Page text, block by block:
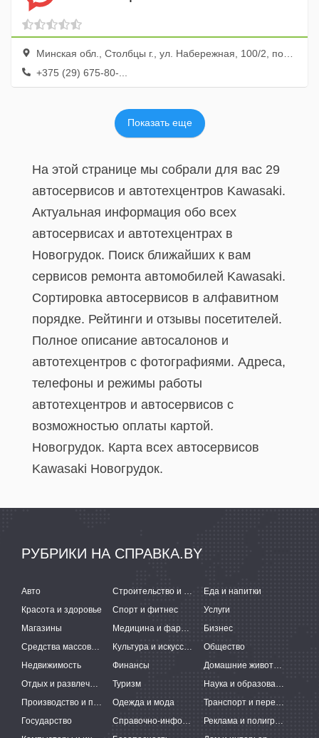
Минская обл., Столбцы г., ул. Набережная, 100/2, пом. 1К
+375 (29) 675-80-...
Показать еще
На этой странице мы собрали для вас 29
автосервисов и автотехцентров Kawasaki.
Актуальная информация обо всех
автосервисах и автотехцентрах в
Новогрудок. Поиск ближайших к вам
сервисов ремонта автомобилей Kawasaki.
Сортировка автосервисов в алфавитном
порядке. Рейтинги и отзывы посетителей.
Полное описание автосалонов и
автотехцентров с фотографиями. Адреса,
телефоны и режимы работы
автотехцентров и автосервисов с
возможностью оплаты картой.
Новогрудок. Карта всех автосервисов
Kawasaki Новогрудок.
РУБРИКИ НА СПРАВКА.BY
Авто Строительство и ремонт
Еда и напитки
Красота и здоровье
Спорт и фитнес
Услуги
Магазины
Медицина и фармацевтика
Бизнес
Средства массовой информации
Культура и искусство
Общество
Недвижимость
Финансы
Домашние животные
Отдых и развлечения
Туризм
Наука и образование
Производство и поставки
Одежда и мода
Транспорт и перевозки
Государство
Справочно-информационные системы
Реклама и полиграфия